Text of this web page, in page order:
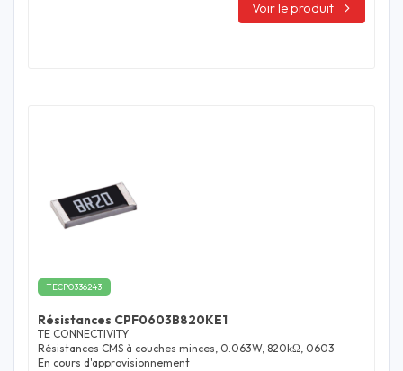
Voir le produit
TECP0336243
Résistances CPF0603B820KE1
TE CONNECTIVITY
Résistances CMS à couches minces, 0.063W, 820kΩ, 0603
En cours d'approvisionnement